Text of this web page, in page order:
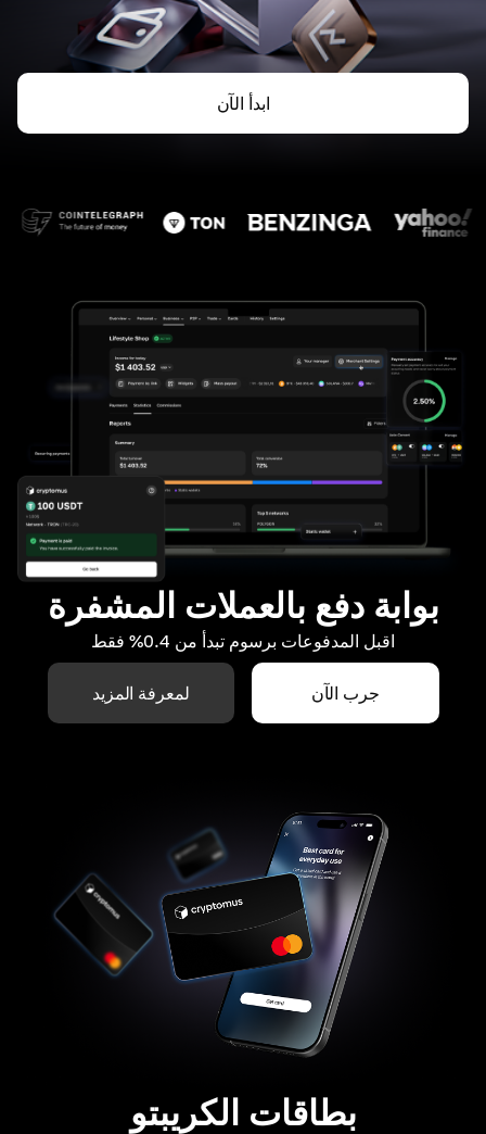
ابدأ الآن
بوابة دفع بالعملات المشفرة
اقبل المدفوعات برسوم تبدأ من 0.4% فقط
جرب الآن لمعرفة المزيد
بطاقات الكريبتو